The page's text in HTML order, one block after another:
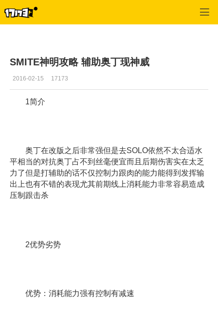
SMITE神明攻略 辅助奥丁现神威
2016-02-15 17173
1简介
奥丁在改版之后非常强但是去SOLO依然不太合适水
平相当的对抗奥丁占不到丝毫便宜而且后期伤害实在太乏
力了但是打辅助的话不仅控制力跟肉的能力能得到发挥输
出上也有不错的表现尤其前期线上消耗能力非常容易造成
压制跟击杀
2优势劣势
优势：消耗能力强有控制有减速